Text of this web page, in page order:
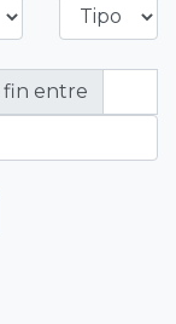
fin entre